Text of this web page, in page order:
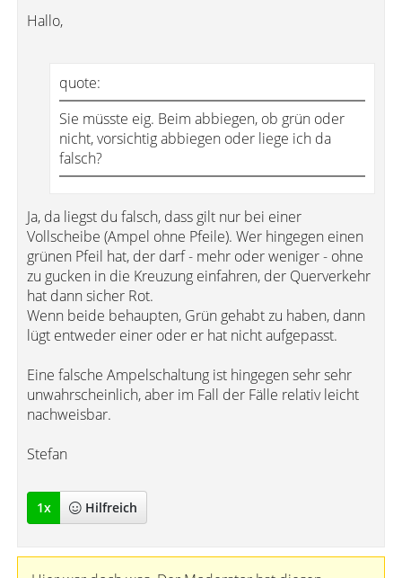
Hallo,
quote:
Sie müsste eig. Beim abbiegen, ob grün oder
nicht, vorsichtig abbiegen oder liege ich da
falsch?
Ja, da liegst du falsch, dass gilt nur bei einer
Vollscheibe (Ampel ohne Pfeile). Wer hingegen einen
grünen Pfeil hat, der darf - mehr oder weniger - ohne
zu gucken in die Kreuzung einfahren, der Querverkehr
hat dann sicher Rot.
Wenn beide behaupten, Grün gehabt zu haben, dann
lügt entweder einer oder er hat nicht aufgepasst.
Eine falsche Ampelschaltung ist hingegen sehr sehr
unwahrscheinlich, aber im Fall der Fälle relativ leicht
nachweisbar.
Stefan
1x Hilfreich